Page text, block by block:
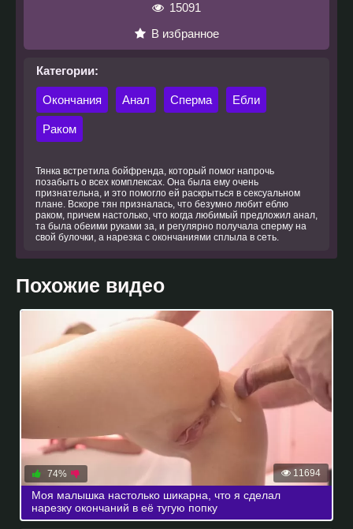
15091
В избранное
Категории:
Окончания Анал Сперма Ебли
Раком
Тянка встретила бойфренда, который помог напрочь
позабыть о всех комплексах. Она была ему очень
признательна, и это помогло ей раскрыться в сексуальном
плане. Вскоре тян призналась, что безумно любит еблю
раком, причем настолько, что когда любимый предложил анал,
та была обеими руками за, и регулярно получала сперму на
свой булочки, а нарезка с окончаниями сплыла в сеть.
Похожие видео
11694
74%
Моя малышка настолько шикарна, что я сделал
нарезку окончаний в её тугую попку